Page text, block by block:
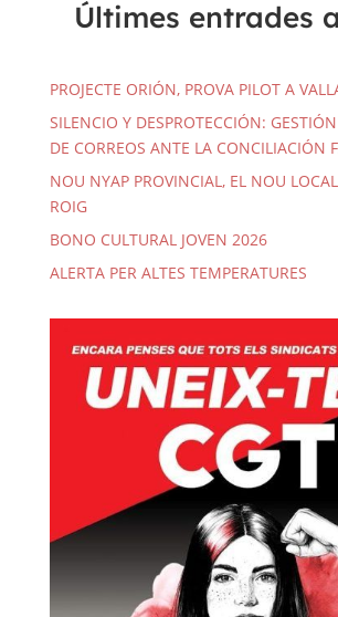
Últimes entrades
PROJECTE ORIÓN, PROVA PILOT A
SILENCIO Y DESPROTECCIÓN:
DE CORREOS ANTE LA CONCILIACIÓN
NOU NYAP PROVINCIAL, EL NOU
ROIG
BONO CULTURAL JOVEN 2026
ALERTA PER ALTES TEMPERATURES